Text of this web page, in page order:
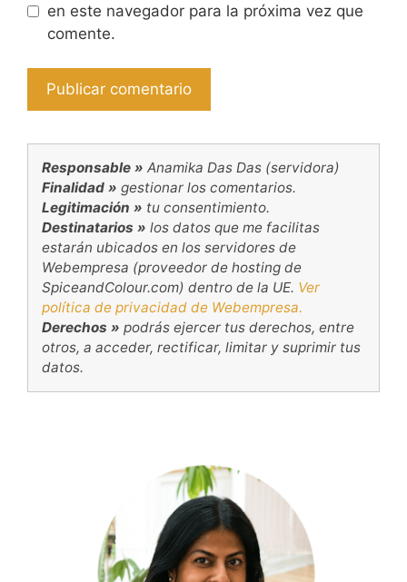
en este navegador para la próxima vez que
comente.
Responsable » Anamika Das Das (servidora)
Finalidad » gestionar los comentarios.
Legitimación » tu consentimiento.
Destinatarios » los datos que me facilitas
estarán ubicados en los servidores de
Webempresa (proveedor de hosting de
SpiceandColour.com) dentro de la UE. Ver
política de privacidad de Webempresa.
Derechos » podrás ejercer tus derechos, entre
otros, a acceder, rectificar, limitar y suprimir tus
datos.